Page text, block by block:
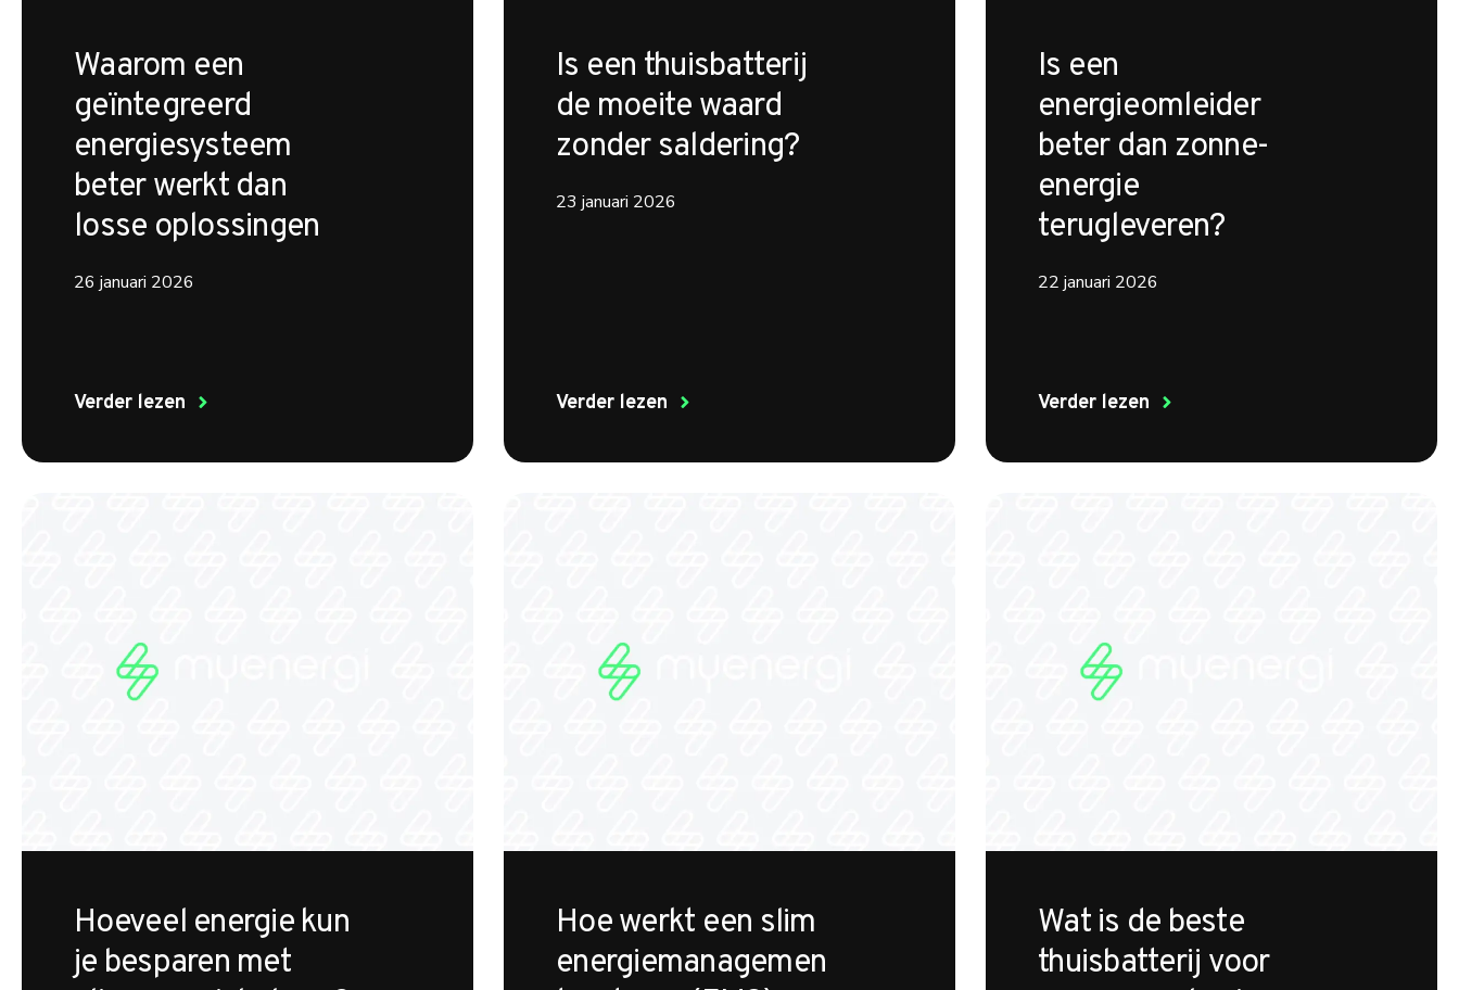
Waarom een
geïntegreerd
energiesysteem
beter werkt dan
losse oplossingen
26 januari 2026
Verder lezen
Is een thuisbatterij
de moeite waard
zonder saldering?
23 januari 2026
Verder lezen
Is een
energieomleider
beter dan zonne-
energie
terugleveren?
22 januari 2026
Verder lezen
Hoeveel energie kun
je besparen met
Hoe werkt een slim
energiemanagemen
Wat is de beste
thuisbatterij voor